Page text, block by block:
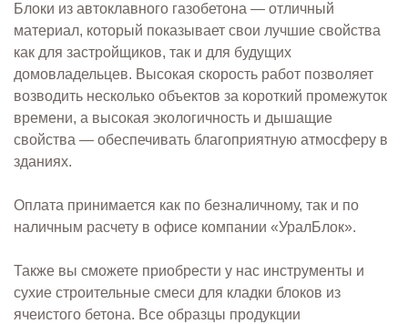
Блоки из автоклавного газобетона — отличный
материал, который показывает свои лучшие свойства
как для застройщиков, так и для будущих
домовладельцев. Высокая скорость работ позволяет
возводить несколько объектов за короткий промежуток
времени, а высокая экологичность и дышащие
свойства — обеспечивать благоприятную атмосферу в
зданиях.
Оплата принимается как по безналичному, так и по
наличным расчету в офисе компании «УралБлок».
Также вы сможете приобрести у нас инструменты и
сухие строительные смеси для кладки блоков из
ячеистого бетона. Все образцы продукции